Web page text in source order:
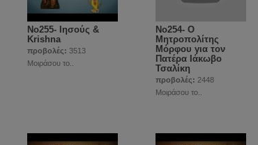
Νο255- Ιησούς &
Krishna
προβολές: 3513
Μοιράσου το..
No254- Ο
Μητροπολίτης
Μόρφου για τον
Πατέρα Ιάκωβο
Τσαλίκη
προβολές: 2448
Μοιράσου το..